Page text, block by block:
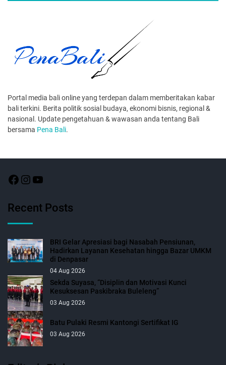
Portal media bali online yang terdepan dalam memberitakan kabar
bali terkini. Berita politik sosial budaya, ekonomi bisnis, regional &
nasional. Update pengetahuan & wawasan anda tentang Bali
bersama Pena Bali.
Recent Posts
BRI Gelar Apresiasi bagi Nasabah Pensiunan,
Hadirkan Layanan Kesehatan hingga Bazar UMKM
di Denpasar
04 Aug 2026
Sekda Suyasa, “Disiplin dan Motivasi Kunci
Kesuksesan Paskibraka Buleleng”
03 Aug 2026
Batu Pulaki Resmi Kantongi Sertifikat IG
03 Aug 2026